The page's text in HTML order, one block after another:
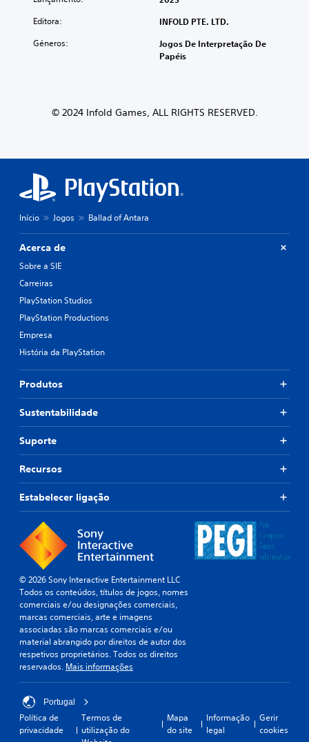
Editora: INFOLD PTE. LTD.
Géneros:
Jogos De Interpretação De
Papéis
© 2024 Infold Games, ALL RIGHTS RESERVED.
Início Jogos Ballad of Antara
Acerca de
Sobre a SIE
Carreiras
PlayStation Studios
PlayStation Productions
Empresa
História da PlayStation
Produtos
Sustentabilidade
Suporte
Recursos
Estabelecer ligação
© 2026 Sony Interactive Entertainment LLC
Todos os conteúdos, títulos de jogos, nomes
comerciais e/ou designações comerciais,
marcas comerciais, arte e imagens
associadas são marcas comerciais e/ou
material abrangido por direitos de autor dos
respetivos proprietários. Todos os direitos
reservados. Mais informações
Portugal
Política de
privacidade
Termos de
utilização do
Mapa
do site
Informação
legal
Gerir
cookies